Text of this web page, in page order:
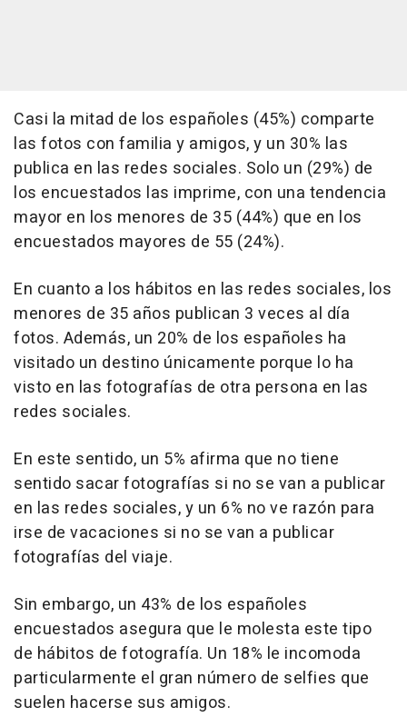
Casi la mitad de los españoles (45%) comparte
las fotos con familia y amigos, y un 30% las
publica en las redes sociales. Solo un (29%) de
los encuestados las imprime, con una tendencia
mayor en los menores de 35 (44%) que en los
encuestados mayores de 55 (24%).
En cuanto a los hábitos en las redes sociales, los
menores de 35 años publican 3 veces al día
fotos. Además, un 20% de los españoles ha
visitado un destino únicamente porque lo ha
visto en las fotografías de otra persona en las
redes sociales.
En este sentido, un 5% afirma que no tiene
sentido sacar fotografías si no se van a publicar
en las redes sociales, y un 6% no ve razón para
irse de vacaciones si no se van a publicar
fotografías del viaje.
Sin embargo, un 43% de los españoles
encuestados asegura que le molesta este tipo
de hábitos de fotografía. Un 18% le incomoda
particularmente el gran número de selfies que
suelen hacerse sus amigos.